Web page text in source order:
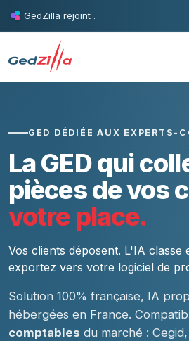
GedZilla rejoint .
GED DÉDIÉE AUX EXPERTS-
La GED qui
pièces de vos
votre place.
Vos clients déposent. L'IA classe
exportez vers votre logiciel de
Solution 100% française, IA
hébergées en France.
comptables du marché :